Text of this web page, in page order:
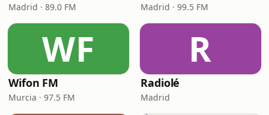
Madrid · 89.0 FM Madrid · 99.5 FM
WF
Wifon FM
Murcia · 97.5 FM
R
Radiolé
Madrid